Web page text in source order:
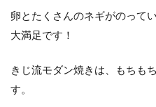
卵とたくさんのネギがのって
大満足です！
きじ流モダン焼きは、もちも
す。